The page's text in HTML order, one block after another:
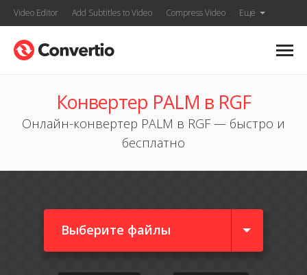
Video Editor Add Subtitles to Video Compress Video Ещё
Конвертер PALM в RGF
Онлайн-конвертер PALM в RGF — быстро и
бесплатно
Выберите файлы